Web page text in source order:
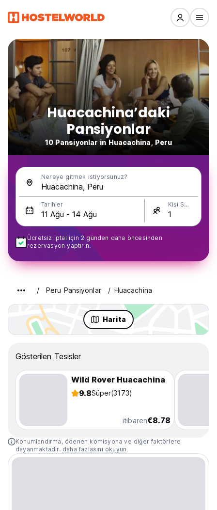
Huacachina’daki
Pansiyonlar
10 Pansiyonlar in Huacachina, Peru
Nereye gitmek istiyorsunuz?
Tarihler Kişi Sayısı
Ücretsiz iptal için 2 günden daha öncesinden
rezervasyon yaptırın.
Peru Pansiyonlar Huacachina
Harita
Gösterilen Tesisler
Wild Rover Huacachina
9.8Süper(3173)
itibaren€8.78
Konumlandırma, ödenen komisyona ve diğer faktörlere
dayanmaktadır. daha fazlasını okuyun